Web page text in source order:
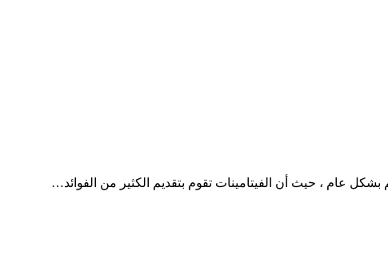
بشكل عام ، حيث أن الفيتامينات تقوم بتقديم الكثير من الفوائد…